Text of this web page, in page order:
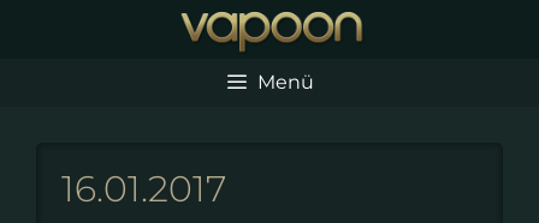
Menü
16.01.2017